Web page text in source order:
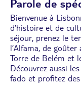
Parole de
Bienvenue à
d’histoire et de
séjour, prenez le
l’Alfama, de
Torre de Belém et
Découvrez aussi
fado et profitez